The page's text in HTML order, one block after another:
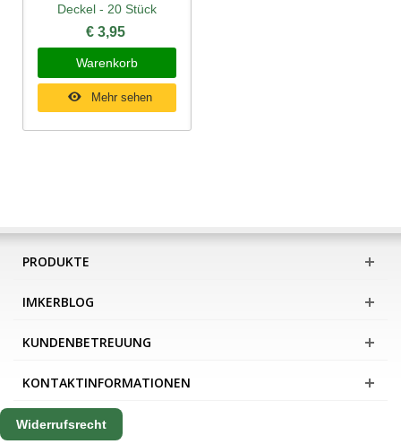
Deckel - 20 Stück
€ 3,95
Warenkorb
Mehr sehen
PRODUKTE
IMKERBLOG
KUNDENBETREUUNG
KONTAKTINFORMATIONEN
Widerrufsrecht